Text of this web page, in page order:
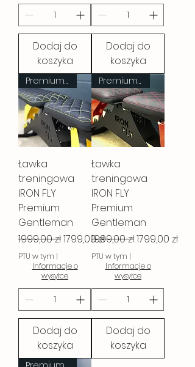
Dodaj do
koszyka
Dodaj do
koszyka
Premium Gentleman
Ławka
treningowa
IRON FLY
Premium
Gentleman
Regularna cena
1999,00 złCena rabatowa
1799,00 zł
PTU w tym |
Informacje o
wysyłce
Dodaj do
koszyka
Premium Gentleman
Ławka
treningowa
IRON FLY
Premium
Gentleman
Regularna cena
1999,00 złCena
1799,00 zł
PTU w tym |
Informacje o
wysyłce
Dodaj do
koszyka